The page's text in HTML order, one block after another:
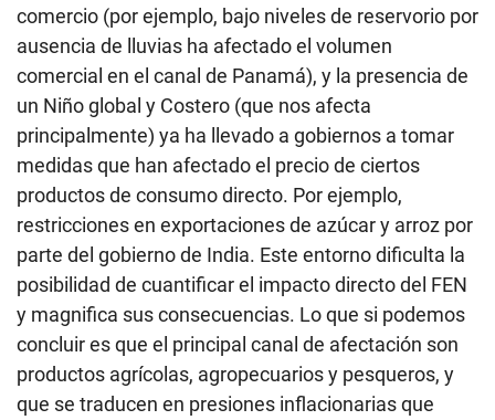
comercio (por ejemplo, bajo niveles de reservorio por
ausencia de lluvias ha afectado el volumen
comercial en el canal de Panamá), y la presencia de
un Niño global y Costero (que nos afecta
principalmente) ya ha llevado a gobiernos a tomar
medidas que han afectado el precio de ciertos
productos de consumo directo. Por ejemplo,
restricciones en exportaciones de azúcar y arroz por
parte del gobierno de India. Este entorno dificulta la
posibilidad de cuantificar el impacto directo del FEN
y magnifica sus consecuencias. Lo que si podemos
concluir es que el principal canal de afectación son
productos agrícolas, agropecuarios y pesqueros, y
que se traducen en presiones inflacionarias que